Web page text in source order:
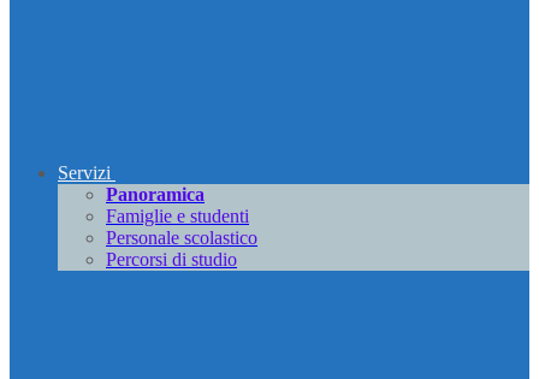
Servizi
Panoramica
Famiglie e studenti
Personale scolastico
Percorsi di studio